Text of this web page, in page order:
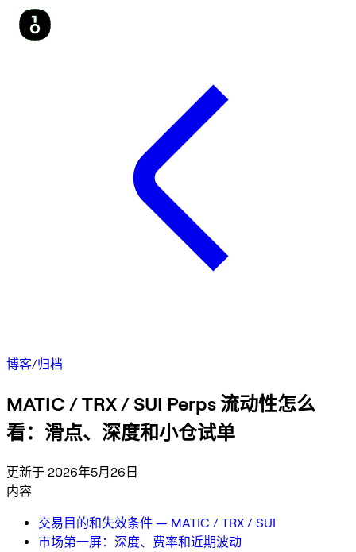
博客/归档
MATIC / TRX / SUI Perps 流动性怎么
看：滑点、深度和小仓试单
更新于 2026年5月26日
内容
交易目的和失效条件 — MATIC / TRX / SUI
市场第一屏：深度、费率和近期波动